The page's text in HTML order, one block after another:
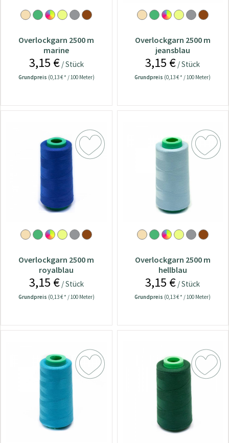
Overlockgarn 2500 m
marine
3,15 €/ Stück
Grundpreis (0,13 € * / 100 Meter)
Overlockgarn 2500 m
jeansblau
3,15 € / Stück
Grundpreis (0,13 € * / 100 Meter)
Overlockgarn 2500 m
royalblau
3,15 €/ Stück
Grundpreis (0,13 € * / 100 Meter)
Overlockgarn 2500 m
hellblau
3,15 € / Stück
Grundpreis (0,13 € * / 100 Meter)